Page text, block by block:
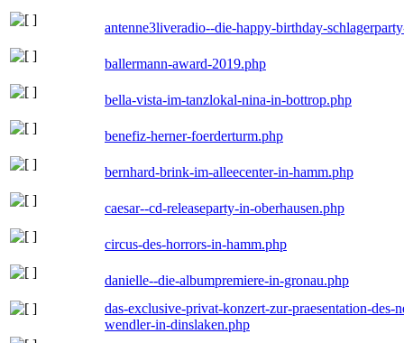
antenne3liveradio--die-happy-birthday-
ballermann-award-2019.php
bella-vista-im-tanzlokal-nina-in-bottrop.php
benefiz-herner-foerderturm.php
bernhard-brink-im-alleecenter-in-hamm.php
caesar--cd-releaseparty-in-oberhausen.php
circus-des-horrors-in-hamm.php
danielle--die-albumpremiere-in-gronau.php
das-exclusive-privat-konzert-zur-praesentation-
wendler-in-dinslaken.php